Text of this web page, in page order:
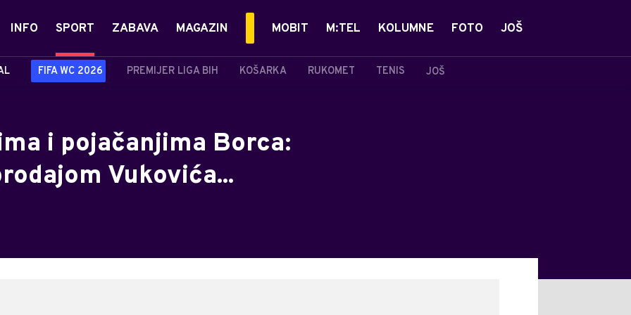
INFO SPORT
FIFA WC 2026 PREMIJER LIGA BIH KOŠARKA RUKOMET TENIS JOŠ
ZABAVA MAGAZIN MOBIT M:TEL KOLUMNE FOTO JOŠ
i pojačanjima Borca:
Vukovića...